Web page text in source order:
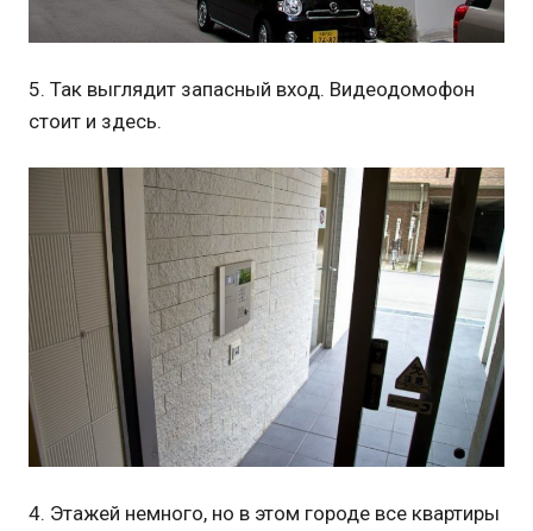
5. Так выглядит запасный вход. Видеодомофон
стоит и здесь.
4. Этажей немного, но в этом городе все квартиры